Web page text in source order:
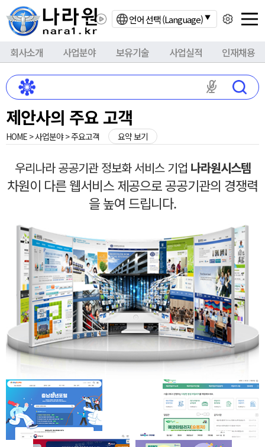
회사소개 사업분야 보유기술 사업실적 인재채용
제안사의 주요 고객
마이크 권한
HOME > 사업분야 > 주요고객 요약 보기
우리나라 공공기관 정보화 서비스 기업 나라원시스템
차원이 다른 웹서비스 제공으로 공공기관의 경쟁력
을 높여 드립니다.
언어 선택 (Language)